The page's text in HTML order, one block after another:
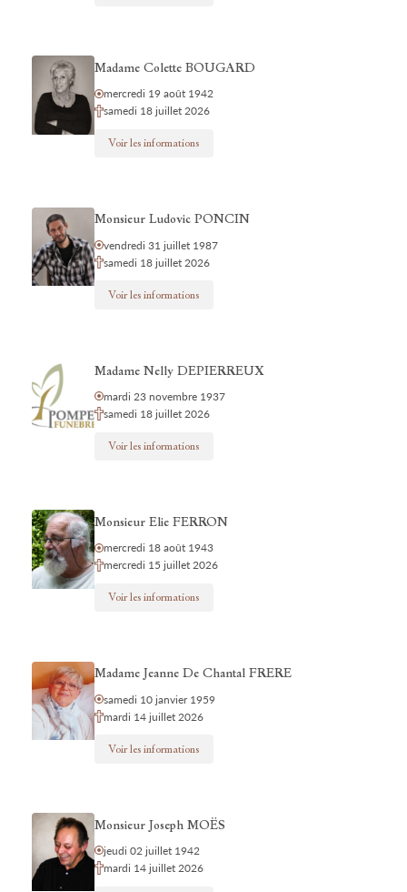
Madame Colette BOUGARD
mercredi 19 août 1942
samedi 18 juillet 2026
Voir les informations
Monsieur Ludovic PONCIN
vendredi 31 juillet 1987
samedi 18 juillet 2026
Voir les informations
Madame Nelly DEPIERREUX
mardi 23 novembre 1937
samedi 18 juillet 2026
Voir les informations
Monsieur Elie FERRON
mercredi 18 août 1943
mercredi 15 juillet 2026
Voir les informations
Madame Jeanne De Chantal FRERE
samedi 10 janvier 1959
mardi 14 juillet 2026
Voir les informations
Monsieur Joseph MOËS
jeudi 02 juillet 1942
mardi 14 juillet 2026